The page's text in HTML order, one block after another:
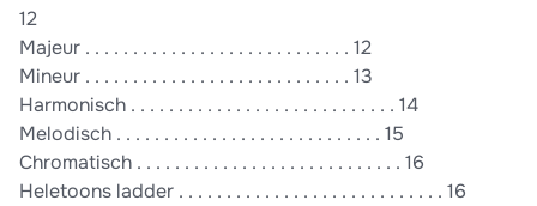
12
Majeur . . . . . . . . . . . . . . . . . . . . . . . . . . . . 12
Mineur . . . . . . . . . . . . . . . . . . . . . . . . . . . . 13
Harmonisch . . . . . . . . . . . . . . . . . . . . . . . . . . . . 14
Melodisch . . . . . . . . . . . . . . . . . . . . . . . . . . . . 15
Chromatisch . . . . . . . . . . . . . . . . . . . . . . . . . . . . 16
Heletoons ladder . . . . . . . . . . . . . . . . . . . . . . . . . . . . 16